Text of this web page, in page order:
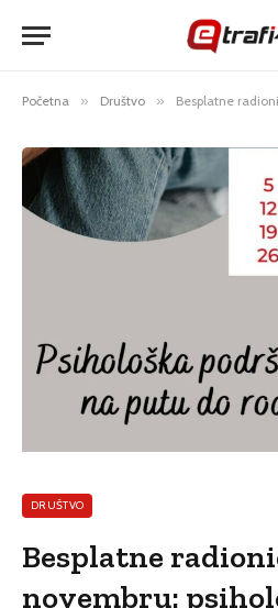
Početna » Društvo » Besplatne radionice u
DRUŠTVO
Besplatne
novembru: